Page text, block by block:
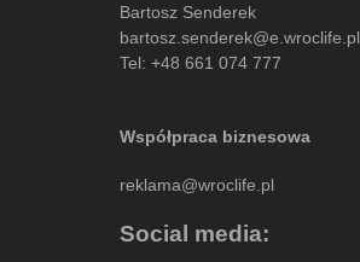
Bartosz Senderek
bartosz.senderek@e.wroclife.pl
Tel: +48 661 074 777
Współpraca biznesowa
reklama@wroclife.pl
Social media: